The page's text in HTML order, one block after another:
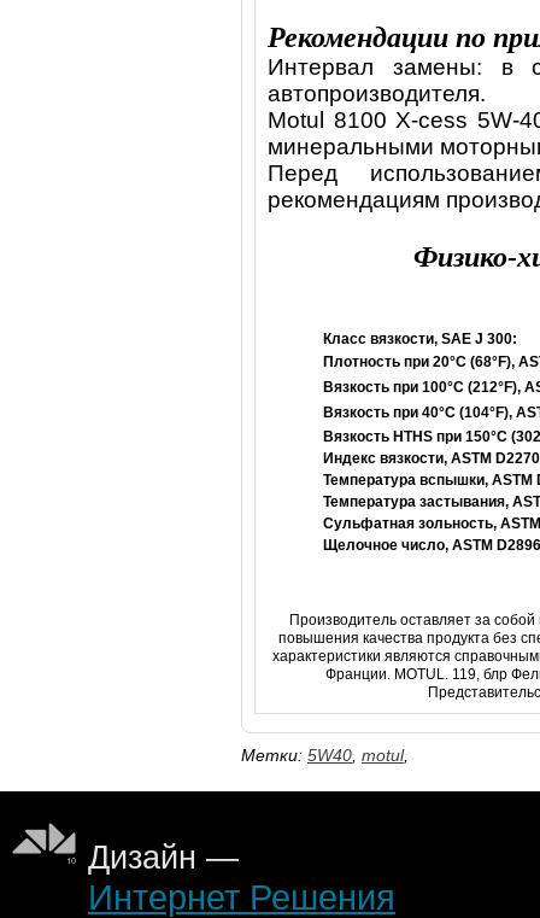
Рекомендации по
Интервал замены: в
автопроизводителя.
Motul 8100 X-cess 5W-
минеральными
Перед
рекомендациям
Физико-
Класс вязкости, SAE J 300:
Плотность при 20°C (68°F),
Вязкость при 100°C (212°F),
Вязкость при 40°C (104°F),
Вязкость HTHS при 150°C
Индекс вязкости, ASTM
Температура вспышки, ASTM
Температура застывания,
Сульфатная зольность,
Щелочное число, ASTM
Производитель оставляет за
повышения качества продукта без
характеристики являются
Франции. MOTUL. 119, блр
Метки: 5W40 motul,
Дизайн —
Интернет Решения